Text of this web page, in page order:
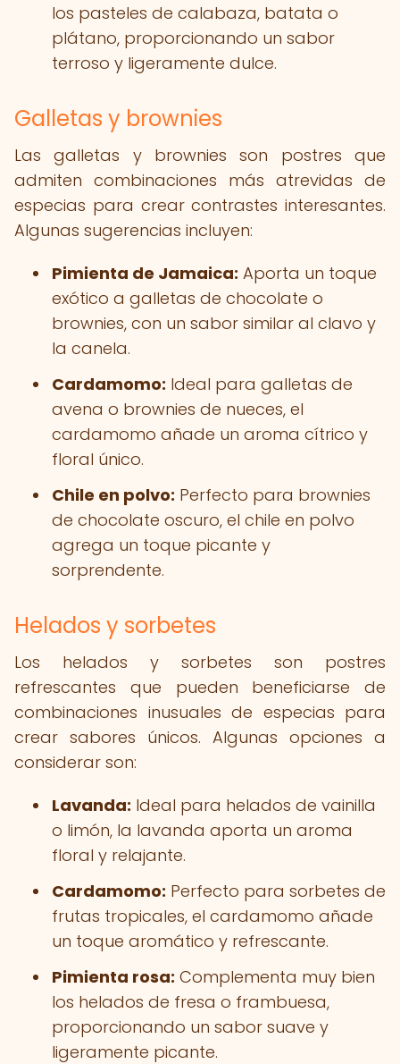
los pasteles de calabaza, batata o
plátano, proporcionando un sabor
terroso y ligeramente dulce.
Galletas y brownies
Las galletas y brownies son postres que
admiten combinaciones más atrevidas de
especias para crear contrastes interesantes.
Algunas sugerencias incluyen:
Pimienta de Jamaica: Aporta un toque
exótico a galletas de chocolate o
brownies, con un sabor similar al clavo y
la canela.
Cardamomo: Ideal para galletas de
avena o brownies de nueces, el
cardamomo añade un aroma cítrico y
floral único.
Chile en polvo: Perfecto para brownies
de chocolate oscuro, el chile en polvo
agrega un toque picante y
sorprendente.
Helados y sorbetes
Los helados y sorbetes son postres
refrescantes que pueden beneficiarse de
combinaciones inusuales de especias para
crear sabores únicos. Algunas opciones a
considerar son:
Lavanda: Ideal para helados de vainilla
o limón, la lavanda aporta un aroma
floral y relajante.
Cardamomo: Perfecto para sorbetes de
frutas tropicales, el cardamomo añade
un toque aromático y refrescante.
Pimienta rosa: Complementa muy bien
los helados de fresa o frambuesa,
proporcionando un sabor suave y
ligeramente picante.